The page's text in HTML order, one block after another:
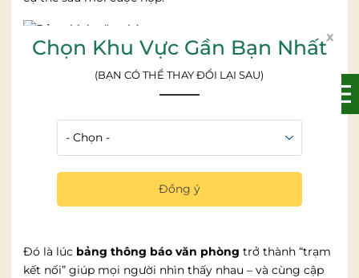
Bảng kính văn phòng
5 lợi ích vượt trội khi sử dụng bảng từ
2.2. Bảng thông báo, trung tâm kết nối và
truyền thông nội bộ
tin nào cũng đến được với mọi người đúng lúc. Email
dễ trôi, tin nhắn nội bộ dễ quên, và những thông báo
Đó là lúc bảng thông báo văn phòng trở thành “trạm
kết nối” giúp mọi người nhìn thấy nhau – và cùng cập
x
Chọn Khu Vực Gần Bạn Nhất
(BẠN CÓ THỂ THAY ĐỔI LẠI SAU)
Đồng ý